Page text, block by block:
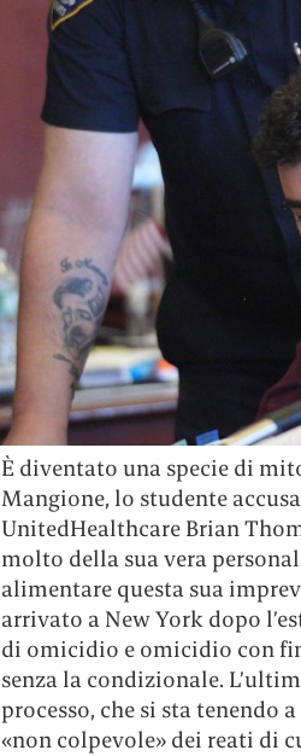
È diventato una specie di
Mangione, lo studente
UnitedHealthcare Brian
molto della sua vera
alimentare questa sua
arrivato a New York dopo
di omicidio e omicidio con
senza la condizionale.
processo, che si sta tenendo
«non colpevole» dei reati di